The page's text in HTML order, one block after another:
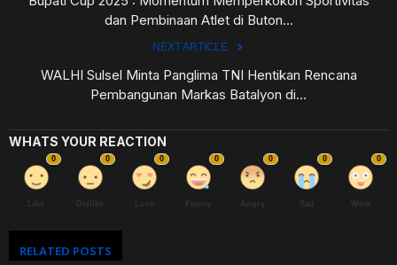
dan Pembinaan Atlet di Buton...
NEXT ARTICLE
WALHI Sulsel Minta Panglima TNI Hentikan Rencana
Pembangunan Markas Batalyon di...
WHATS YOUR REACTION
0 0
Dislike
0
Love
0
Funny
0
Angry
0
Sad
0
Wow
RELATED POSTS